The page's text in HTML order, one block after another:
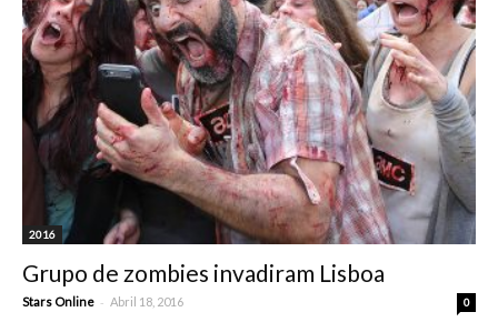
2016
Grupo de zombies invadiram Lisboa
Stars Online - Abril 18, 2016 0